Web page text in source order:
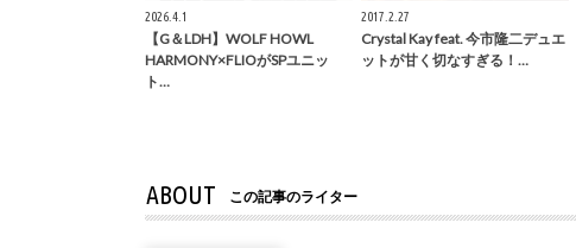
2026.4.1
【G＆LDH】WOLF HOWL
HARMONY×FLIOがSPユニッ
ト…
2017.2.27
Crystal Kay feat. 今市隆二デュエ
ットが甘く切なすぎる！…
ABOUT この記事のライター